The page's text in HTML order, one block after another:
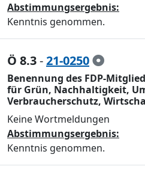
Abstimmungsergebnis:
Kenntnis genommen.
Ö 8.3-21-0250
Benennung des FDP-
für Grün, Nachhaltigkeit,
Verbraucherschutz,
Keine Wortmeldungen
Abstimmungsergebnis:
Kenntnis genommen.